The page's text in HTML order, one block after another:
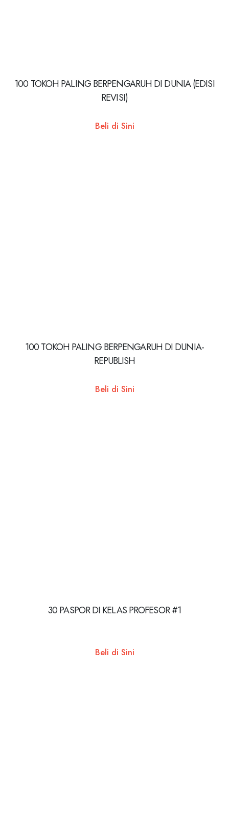
100 TOKOH PALING BERPENGARUH DI DUNIA (EDISI
REVISI)
Beli di Sini
100 TOKOH PALING BERPENGARUH DI DUNIA-
REPUBLISH
Beli di Sini
30 PASPOR DI KELAS PROFESOR #1
Beli di Sini